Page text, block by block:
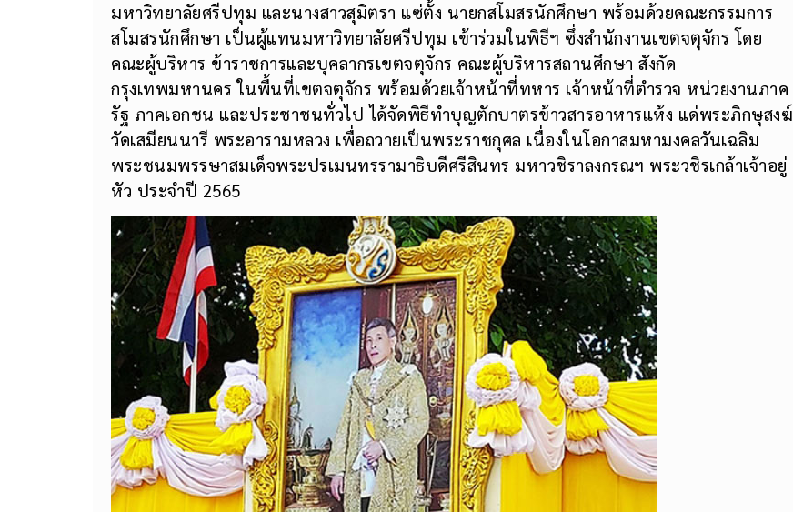
มหาวิทยาลัยศรีปทุม และนางสาวสุมิตรา แซ่ตั้ง นายกสโมสรนักศึกษา พร้อมด้วยคณะกรรมการ
สโมสรนักศึกษา เป็นผู้แทนมหาวิทยาลัยศรีปทุม เข้าร่วมในพิธีฯ ซึ่งสำนักงานเขตจตุจักร โดย
คณะผู้บริหาร ข้าราชการและบุคลากรเขตจตุจักร คณะผู้บริหารสถานศึกษา สังกัด
กรุงเทพมหานคร ในพื้นที่เขตจตุจักร พร้อมด้วยเจ้าหน้าที่ทหาร เจ้าหน้าที่ตำรวจ หน่วยงานภาค
รัฐ ภาคเอกชน และประชาชนทั่วไป ได้จัดพิธีทำบุญตักบาตรข้าวสารอาหารแห้ง แด่พระภิกษุสงฆ์
วัดเสมียนนารี พระอารามหลวง เพื่อถวายเป็นพระราชกุศล เนื่องในโอกาสมหามงคลวันเฉลิม
พระชนมพรรษาสมเด็จพระปรเมนทรรามาธิบดีศรีสินทร มหาวชิราลงกรณฯ พระวชิรเกล้าเจ้าอยู่
หัว ประจำปี 2565